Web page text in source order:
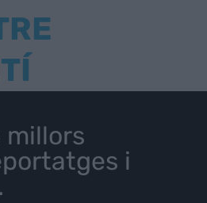
millors
i